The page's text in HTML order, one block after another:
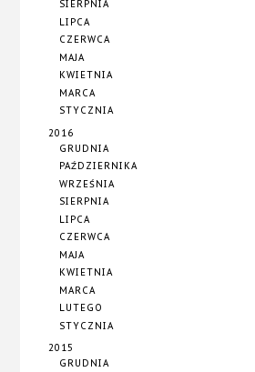
SIERPNIA
LIPCA
CZERWCA
MAJA
KWIETNIA
MARCA
STYCZNIA
2016
GRUDNIA
PAŹDZIERNIKA
WRZEŚNIA
SIERPNIA
LIPCA
CZERWCA
MAJA
KWIETNIA
MARCA
LUTEGO
STYCZNIA
2015
GRUDNIA